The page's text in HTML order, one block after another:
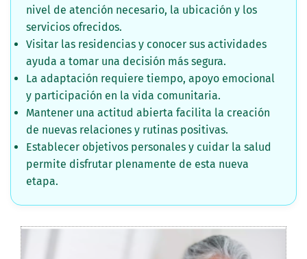
nivel de atención necesario, la ubicación y los
servicios ofrecidos.
Visitar las residencias y conocer sus actividades
ayuda a tomar una decisión más segura.
La adaptación requiere tiempo, apoyo emocional
y participación en la vida comunitaria.
Mantener una actitud abierta facilita la creación
de nuevas relaciones y rutinas positivas.
Establecer objetivos personales y cuidar la salud
permite disfrutar plenamente de esta nueva
etapa.